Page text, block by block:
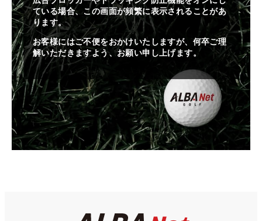
ている場合、この画面が頻繁に表示されることがあ
ります。
お客様にはご不便をおかけいたしますが、何卒ご理
解いただきますよう、お願い申し上げます。